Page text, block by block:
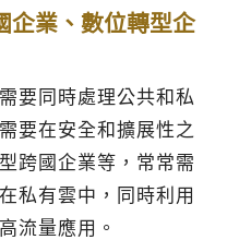
業、數位轉型企
要同時處理公共和私
要在安全和擴展性之
跨國企業等，常常需
私有雲中，同時利用
流量應用。